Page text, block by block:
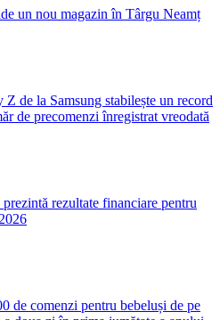
un nou magazin în Târgu Neamț
Z de la Samsung stabilește un record
de precomenzi înregistrat vreodată
rezultate financiare pentru
de comenzi pentru bebeluși de pe